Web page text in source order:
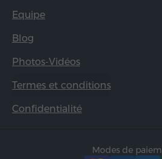
Equipe
Blog
Photos-Vidéos
Termes et conditions
Confidentialité
Modes de